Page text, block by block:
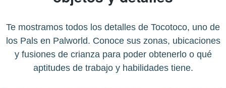
Te mostramos todos los detalles de Tocotoco, uno de
los Pals en Palworld. Conoce sus zonas, ubicaciones
y fusiones de crianza para poder obtenerlo o qué
aptitudes de trabajo y habilidades tiene.